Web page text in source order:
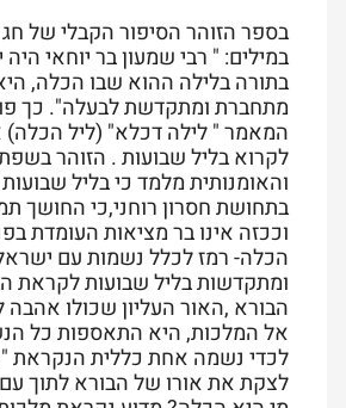
בספר הזוהר הסיפור הקבלי של
במילים: " רבי שמעון בר יוחאי היה
בתורה בלילה ההוא שבו הכלה,
מתחברת ומתקדשת לבעלה". כך
המאמר " לילה דכלא" (ליל הכלה)
לקרוא בליל שבועות . הזוהר
והאומנותית מלמד כי בליל
בתחושת חסרון רוחני,כי החושך
וככזה אינו בר מציאות העומדת
הכלה- רמז לכלל נשמות עם
ומתקדשות בליל שבועות לקראת
הבורא ,האור העליון שכולו אהבה
אל המלכות, היא התאספות כל
לכדי נשמה אחת כללית הנקראת
לצקת את אורו של הבורא לתוך